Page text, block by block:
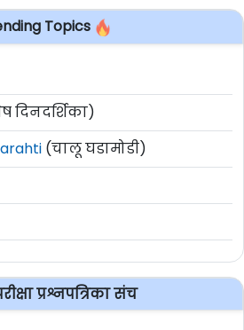
Topics
दिनदर्शिका)
(चालू घडामोडी)
प्रश्नपत्रिका संच